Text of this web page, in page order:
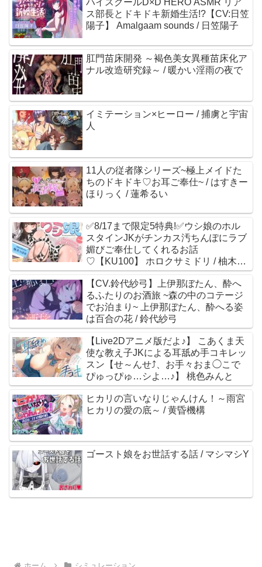
ハイスクールD×D HERO ASMR リア
ス部長とドキドキ新婚生活!?【CV:日笠
陽子】 Amalgaam sounds / 日笠陽子
肛門苗床開発 ～褐色美女異種苗床化ア
ナル改造研究録～ / 暖かい淫雨の夜で
イミテーション×ヒーロー / 捕虜と宇宙
人
11人の従者隊シリーズ~極上メイドた
ちのドキドキ♡お耳ご奉仕~ / はすきー
ほりっく / 蓮希るい
✅8/17まで限定5特典!✅ウシ娘のホル
スタインJKがチンカス汚ちんぽにラブ
媚びご奉仕してくれるお話
♡【KU100】 ホロクサミドリ / 柚木つ
ばめ
【CV.鈴代紗弓】上伊那ぼたん、酔へ
るふたりのお酒旅 ~森の中のコテージ
でお泊まり~ 上伊那ぼたん、酔へる姿
は百合の花 / 鈴代紗弓
【Live2Dアニメ版だよ♪】 こあくま天
使な教え子JKによる耳舐め手コキレッ
スン【せ～んせ⤴、お手々おま◯こで
ぴゅっぴゅ…シよ…♪】 桃色みんと
ヒカリの言いなりじゃんけん！～雨宮
ヒカリの愛の底～ / 黄昏機構
ゴースト娘をお世話する話 / マシマシY
ホーム シミュレーション